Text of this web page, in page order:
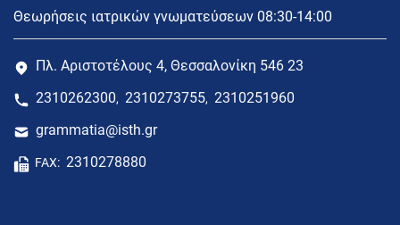
Θεωρήσεις ιατρικών γνωματεύσεων 08:30-14:00
Πλ. Αριστοτέλους 4, Θεσσαλονίκη 546 23
2310262300, 2310273755, 2310251960
grammatia@isth.gr
FAX: 2310278880